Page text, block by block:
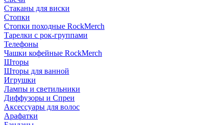
Стаканы для виски
Стопки
Стопки походные RockMerch
Тарелки с рок-группами
Телефоны
Чашки кофейные RockMerch
Шторы
Шторы для ванной
Игрушки
Лампы и светильники
Диффузоры и Спреи
Аксессуары для волос
Арафатки